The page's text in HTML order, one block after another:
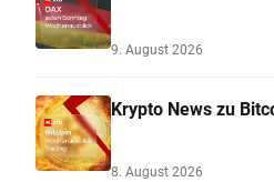
9. August 2026
Krypto News zu
8. August 2026